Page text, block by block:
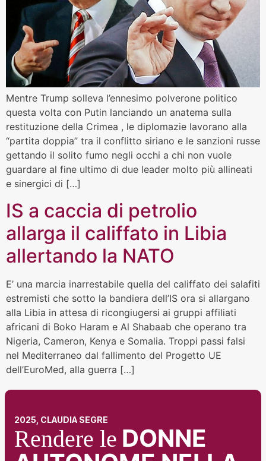
Mentre Trump solleva l’ennesimo polverone politico
questa volta con Putin lanciando un anatema sulla
restituzione della Crimea , le diplomazie lavorano alla
“partita doppia” tra il conflitto siriano e le sanzioni russe
gettando il solito fumo negli occhi a chi non vuole
guardare al fine ultimo di due leader molto più allineati
e sinergici di […]
IS a caccia di petrolio
allarga il califfato in Libia
allertando la NATO
E’ una marcia inarrestabile quella del califfato dei salafiti
estremisti che sotto la bandiera dell’IS ora si allargano
alla Libia in attesa di ricongiugersi ai gruppi affiliati
africani di Boko Haram e Al Shabaab che operano tra
Nigeria, Cameron, Kenya e Somalia. Troppi passi falsi
nel Mediterraneo dal fallimento del Progetto UE
dell’EuroMed, alla guerra […]
2025, CLAUDIA SEGRE
Rendere le DONNE